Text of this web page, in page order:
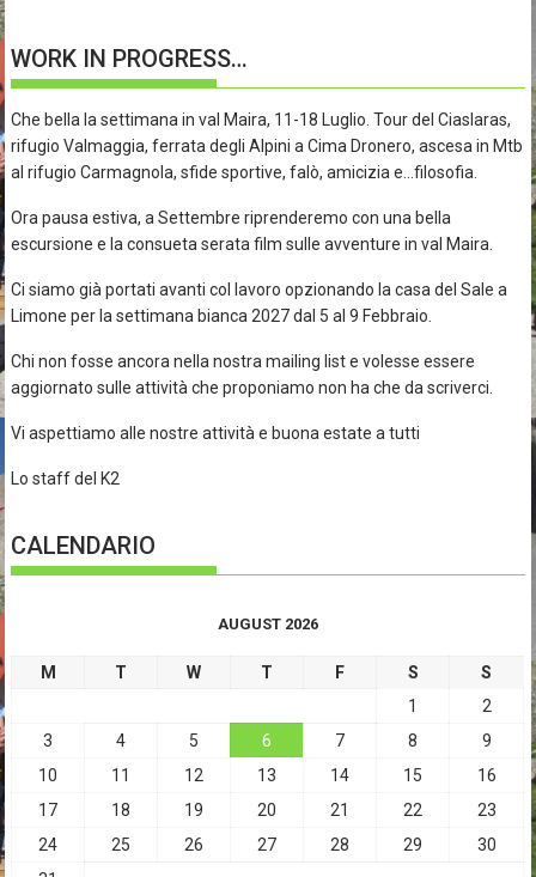
WORK IN PROGRESS…
Che bella la settimana in val Maira, 11-18 Luglio. Tour del Ciaslaras,
rifugio Valmaggia, ferrata degli Alpini a Cima Dronero, ascesa in Mtb
al rifugio Carmagnola, sfide sportive, falò, amicizia e…filosofia.
Ora pausa estiva, a Settembre riprenderemo con una bella
escursione e la consueta serata film sulle avventure in val Maira.
Ci siamo già portati avanti col lavoro opzionando la casa del Sale a
Limone per la settimana bianca 2027 dal 5 al 9 Febbraio.
Chi non fosse ancora nella nostra mailing list e volesse essere
aggiornato sulle attività che proponiamo non ha che da scriverci.
Vi aspettiamo alle nostre attività e buona estate a tutti
Lo staff del K2
CALENDARIO
AUGUST 2026
M T W T F S
S
1
2
3
4 5 6 7 8
9
10
11 12 13 14 15
16
17
18 19 20 21 22
23
24
25 26 27 28 29
30